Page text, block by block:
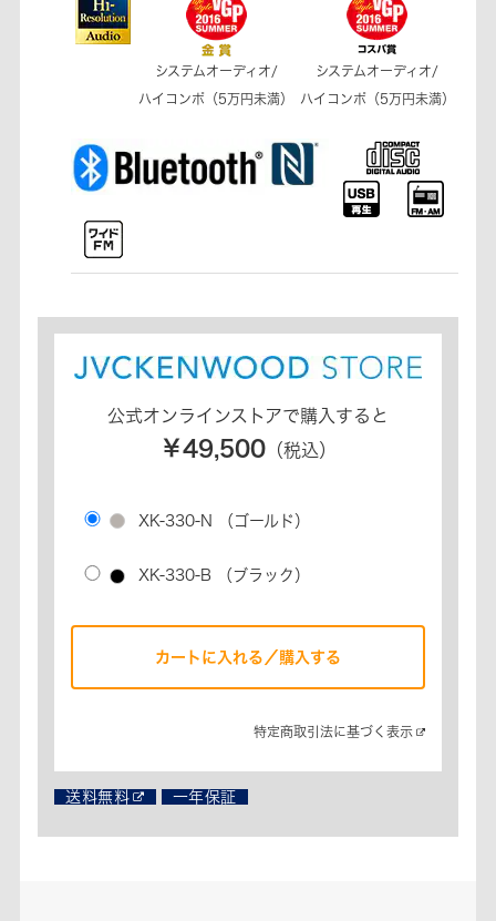
システムオーディオ/
ハイコンポ（5万円未満）
システムオーディオ/
ハイコンポ（5万円未満）
公式オンラインストアで購入すると
￥49,500（税込）
XK-330-N （ゴールド）
XK-330-B （ブラック）
カートに入れる／購入する
特定商取引法に基づく表示​
送料無料 一年保証